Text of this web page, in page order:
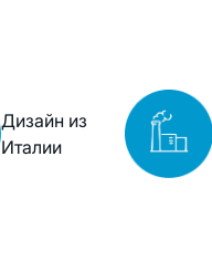
Дизайн из
Италии